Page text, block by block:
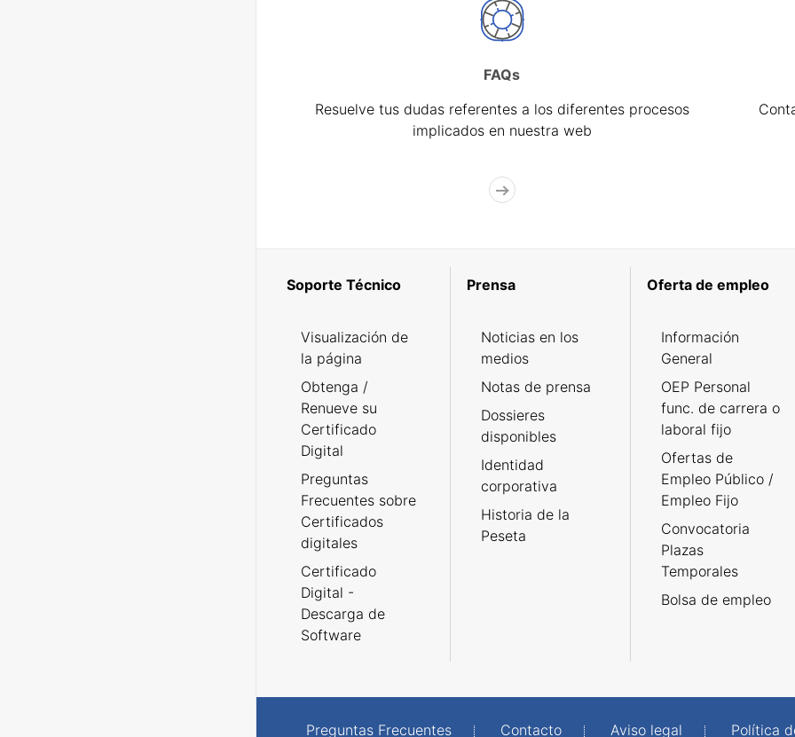
FAQs
Resuelve tus dudas referentes a los diferentes procesos
implicados en nuestra web
Soporte Técnico
Visualización de
la página
Obtenga /
Renueve su
Certificado
Digital
Preguntas
Frecuentes sobre
Certificados
digitales
Certificado
Digital -
Descarga de
Software
Prensa
Noticias en los
medios
Notas de prensa
Dossieres
disponibles
Identidad
corporativa
Historia de la
Peseta
Oferta de empleo
Información
General
OEP Personal
func. de carrera o
laboral fijo
Ofertas de
Empleo Público /
Empleo Fijo
Convocatoria
Plazas
Temporales
Bolsa de empleo
Preguntas Frecuentes Contacto Aviso legal Política